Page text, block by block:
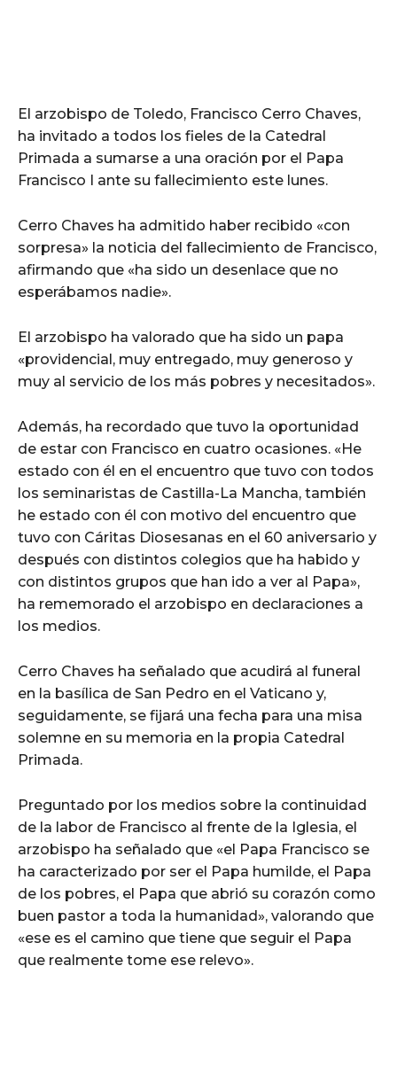
El arzobispo de Toledo, Francisco Cerro Chaves,
ha invitado a todos los fieles de la Catedral
Primada a sumarse a una oración por el Papa
Francisco I ante su fallecimiento este lunes.
Cerro Chaves ha admitido haber recibido «con
sorpresa» la noticia del fallecimiento de Francisco,
afirmando que «ha sido un desenlace que no
esperábamos nadie».
El arzobispo ha valorado que ha sido un papa
«providencial, muy entregado, muy generoso y
muy al servicio de los más pobres y necesitados».
Además, ha recordado que tuvo la oportunidad
de estar con Francisco en cuatro ocasiones. «He
estado con él en el encuentro que tuvo con todos
los seminaristas de Castilla-La Mancha, también
he estado con él con motivo del encuentro que
tuvo con Cáritas Diosesanas en el 60 aniversario y
después con distintos colegios que ha habido y
con distintos grupos que han ido a ver al Papa»,
ha rememorado el arzobispo en declaraciones a
los medios.
Cerro Chaves ha señalado que acudirá al funeral
en la basílica de San Pedro en el Vaticano y,
seguidamente, se fijará una fecha para una misa
solemne en su memoria en la propia Catedral
Primada.
Preguntado por los medios sobre la continuidad
de la labor de Francisco al frente de la Iglesia, el
arzobispo ha señalado que «el Papa Francisco se
ha caracterizado por ser el Papa humilde, el Papa
de los pobres, el Papa que abrió su corazón como
buen pastor a toda la humanidad», valorando que
«ese es el camino que tiene que seguir el Papa
que realmente tome ese relevo».